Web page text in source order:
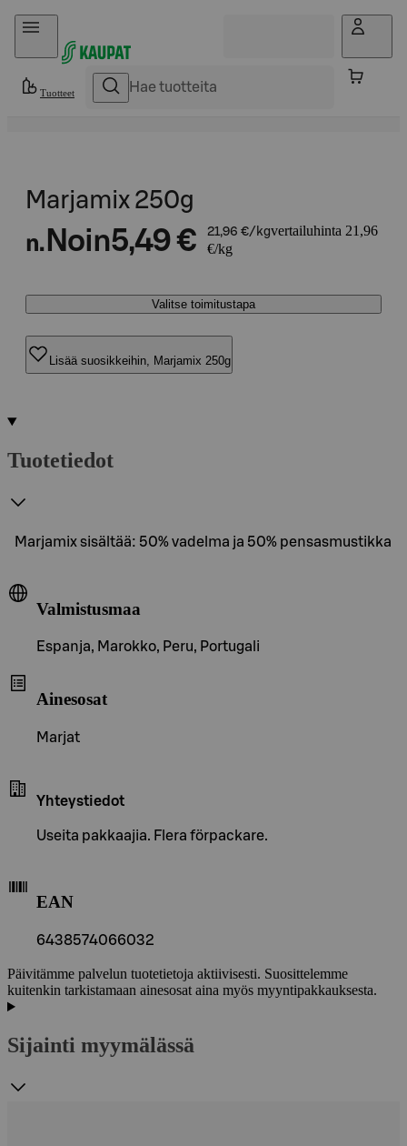
Hyppää sisältöön
Tuotteet
Marjamix 250g
n. Noin5,49 € 21,96 €/kgvertailuhinta 21,96
€/kg
Valitse toimitustapa
Lisää suosikkeihin, Marjamix 250g
Tuotetiedot
Marjamix sisältää: 50% vadelma ja 50% pensasmustikka
Valmistusmaa
Espanja, Marokko, Peru, Portugali
Ainesosat
Marjat
Yhteystiedot
Useita pakkaajia. Flera förpackare.
EAN
6438574066032
Päivitämme palvelun tuotetietoja aktiivisesti. Suosittelemme
kuitenkin tarkistamaan ainesosat aina myös myyntipakkauksesta.
Sijainti myymälässä